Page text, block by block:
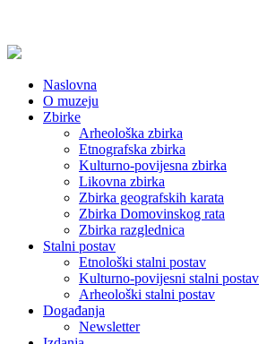
Naslovna
O muzeju
Zbirke
Arheološka zbirka
Etnografska zbirka
Kulturno-povijesna zbirka
Likovna zbirka
Zbirka geografskih karata
Zbirka Domovinskog rata
Zbirka razglednica
Stalni postav
Etnološki stalni postav
Kulturno-povijesni stalni postav
Arheološki stalni postav
Događanja
Newsletter